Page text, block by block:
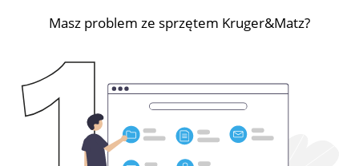
Masz problem ze sprzętem Kruger&Matz?